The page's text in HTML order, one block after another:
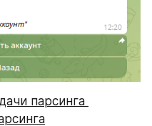
парсинга